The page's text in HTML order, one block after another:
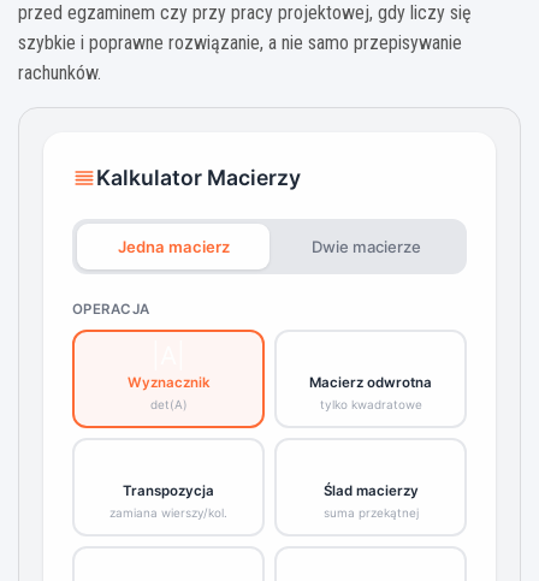
przed egzaminem czy przy pracy projektowej, gdy liczy się
szybkie i poprawne rozwiązanie, a nie samo przepisywanie
rachunków.
Kalkulator Macierzy
Jedna macierz Dwie macierze
OPERACJA
Wyznacznik
det(A)
Macierz odwrotna
tylko kwadratowe
Transpozycja
zamiana wierszy/kol.
Ślad macierzy
suma przekątnej